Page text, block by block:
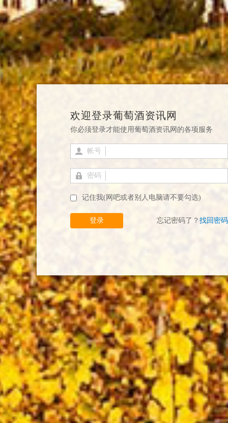
欢迎登录葡萄酒资讯网
你必须登录才能使用葡萄酒资讯网的各项服务
帐号
密码
记住我(网吧或者别人电脑请不要勾选)
登录 忘记密码了？ 找回密码